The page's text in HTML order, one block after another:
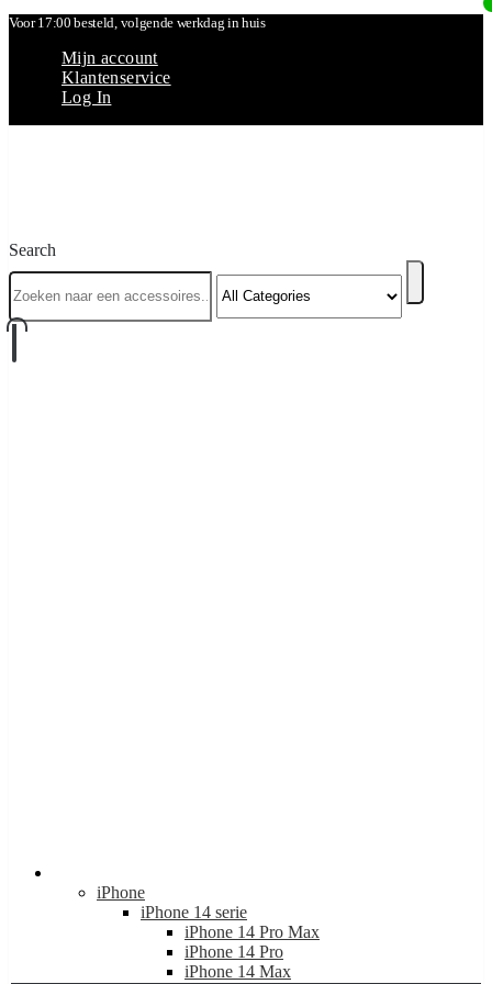
Voor 17:00 besteld, volgende werkdag in huis
Mijn account
Klantenservice
Log In
Search
iPhone
iPhone 14 serie
iPhone 14 Pro Max
iPhone 14 Pro
iPhone 14 Max